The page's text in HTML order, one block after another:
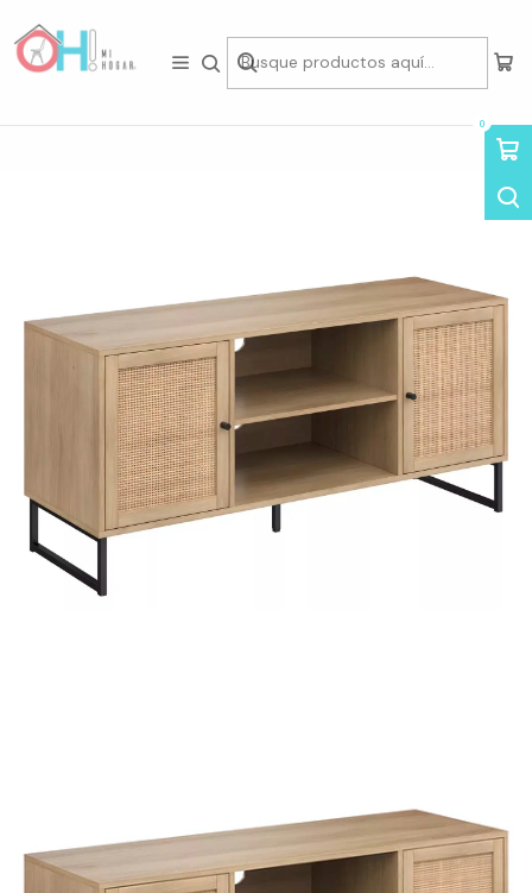
0
Inicio Living Racks & Arrimos
Arrimo Antioquie 2 Puertas Natural 120x40x56cm